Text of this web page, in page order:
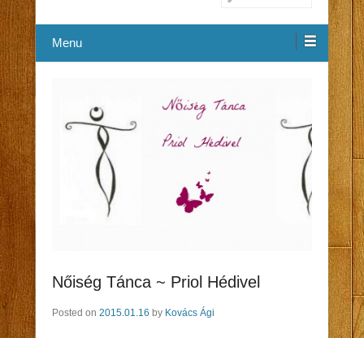
Menu
Nőiség Tánca ~ Priol Hédivel
Posted on 2015.01.16 by Kovács Ági